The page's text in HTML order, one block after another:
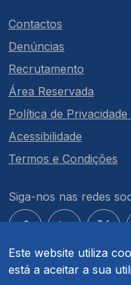
Este website utiliza
está a aceitar a sua
Contactos
Denúncias
Recrutamento
Área Reservada
Política de
Acessibilidade
Termos e Condições
Siga-nos nas redes